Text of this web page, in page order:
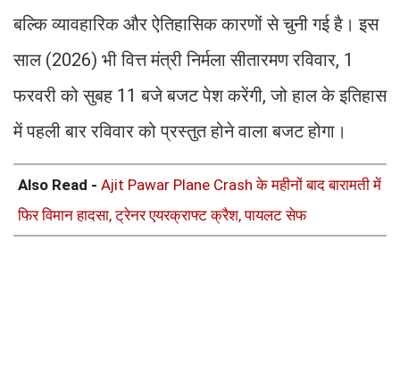
बल्कि व्यावहारिक और ऐतिहासिक कारणों से चुनी गई है। इस
साल (2026) भी वित्त मंत्री निर्मला सीतारमण रविवार, 1
फरवरी को सुबह 11 बजे बजट पेश करेंगी, जो हाल के इतिहास
में पहली बार रविवार को प्रस्तुत होने वाला बजट होगा।
Also Read - Ajit Pawar Plane Crash के महीनों बाद बारामती में
फिर विमान हादसा, ट्रेनर एयरक्राफ्ट क्रैश, पायलट सेफ